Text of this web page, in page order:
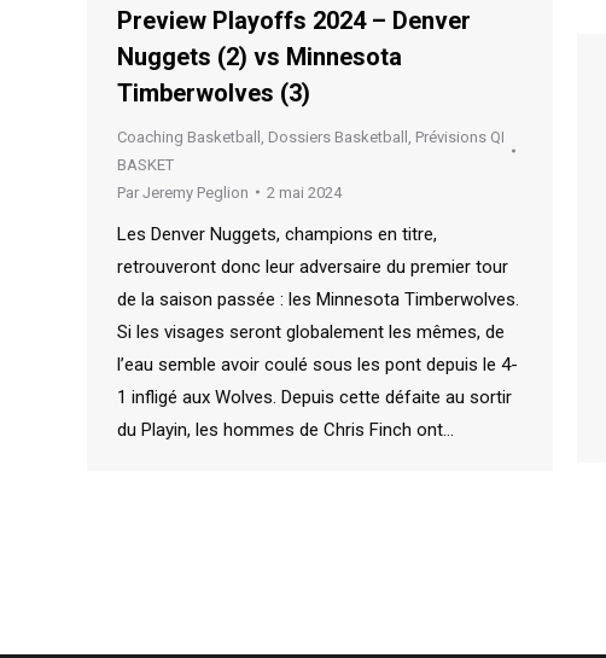
Preview Playoffs 2024 – Denver
Nuggets (2) vs Minnesota
Timberwolves (3)
Coaching Basketball Dossiers Basketball Prévisions QI
BASKET
Par Jeremy Peglion 2 mai 2024
Les Denver Nuggets, champions en titre,
retrouveront donc leur adversaire du premier tour
de la saison passée : les Minnesota Timberwolves.
Si les visages seront globalement les mêmes, de
l’eau semble avoir coulé sous les pont depuis le 4-
1 infligé aux Wolves. Depuis cette défaite au sortir
du Playin, les hommes de Chris Finch ont…